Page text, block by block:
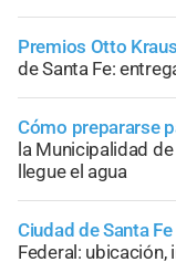
Premios Otto
de Santa Fe:
Cómo prepararse
la Municipalidad
llegue el agua
Ciudad de Santa Fe
Federal: